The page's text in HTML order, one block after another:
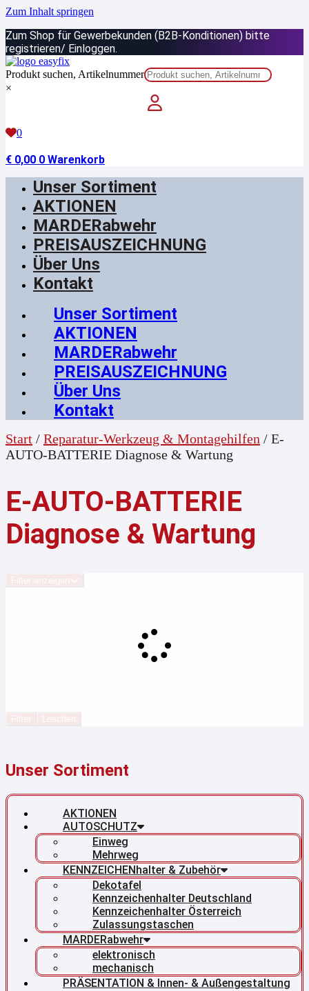
Zum Inhalt springen
Zum Shop für Gewerbekunden (B2B-Konditionen) bitte
registrieren/ Einloggen.
Produkt suchen, Artikelnummer
×
0
€ 0,00 0 Warenkorb
Unser Sortiment
AKTIONEN
MARDERabwehr
PREISAUSZEICHNUNG
Über Uns
Kontakt
Unser Sortiment
AKTIONEN
MARDERabwehr
PREISAUSZEICHNUNG
Über Uns
Kontakt
Start / Reparatur-Werkzeug & Montagehilfen / E-
AUTO-BATTERIE Diagnose & Wartung
E-AUTO-BATTERIE
Diagnose & Wartung
Unser Sortiment
AKTIONEN
AUTOSCHUTZ
Einweg
Mehrweg
KENNZEICHENhalter & Zubehör
Dekotafel
Kennzeichenhalter Deutschland
Kennzeichenhalter Österreich
Zulassungstaschen
MARDERabwehr
elektronisch
mechanisch
PRÄSENTATION & Innen- & Außengestaltung